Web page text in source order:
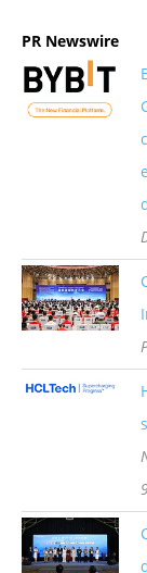
PR Newswire